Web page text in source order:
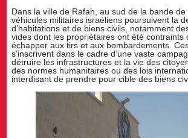
Dans la ville de Rafah, au sud de la bande de
véhicules militaires israéliens poursuivent la
d’habitations et de biens civils, notamment
vides dont les propriétaires ont été contraints
échapper aux tirs et aux bombardements.
s’inscrivent dans le cadre d’une vaste
détruire les infrastructures et la vie des
des normes humanitaires ou des lois
interdisant de prendre pour cible des biens